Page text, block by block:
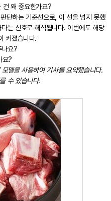
건 왜 중요한가요?
단하는 기준선으로, 이 선을 넘지 못했
는 신호로 해석됩니다. 이번에도 해당
커졌습니다.
나요?
요?
델을 사용하여 기사를 요약했습니다.
수 있습니다.